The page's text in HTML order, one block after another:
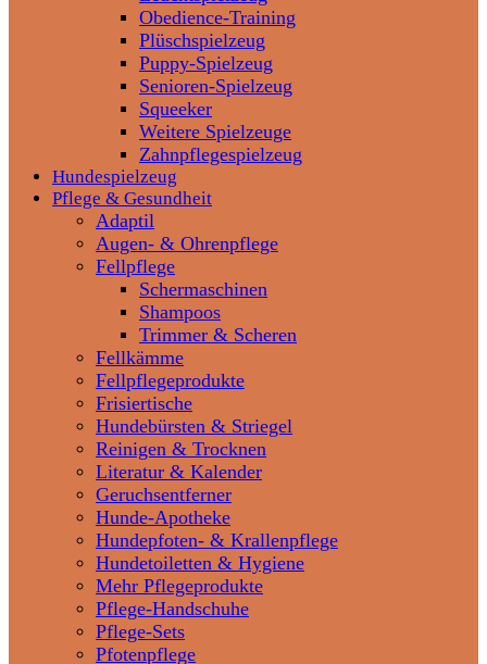
Obedience-Training
Plüschspielzeug
Puppy-Spielzeug
Senioren-Spielzeug
Squeeker
Weitere Spielzeuge
Zahnpflegespielzeug
Hundespielzeug
Pflege & Gesundheit
Adaptil
Augen- & Ohrenpflege
Fellpflege
Schermaschinen
Shampoos
Trimmer & Scheren
Fellkämme
Fellpflegeprodukte
Frisiertische
Hundebürsten & Striegel
Reinigen & Trocknen
Literatur & Kalender
Geruchsentferner
Hunde-Apotheke
Hundepfoten- & Krallenpflege
Hundetoiletten & Hygiene
Mehr Pflegeprodukte
Pflege-Handschuhe
Pflege-Sets
Pfotenpflege